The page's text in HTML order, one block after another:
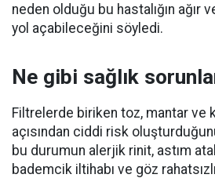
neden olduğu bu hastalığın ağır
yol açabileceğini söyledi.
Ne gibi sağlık
Filtrelerde biriken toz, mantar ve
açısından ciddi risk
bu durumun alerjik rinit, astım
bademcik iltihabı ve göz